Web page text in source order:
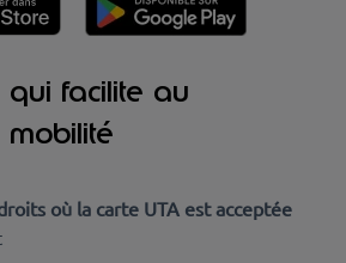
qui facilite au
où la carte UTA est acceptée